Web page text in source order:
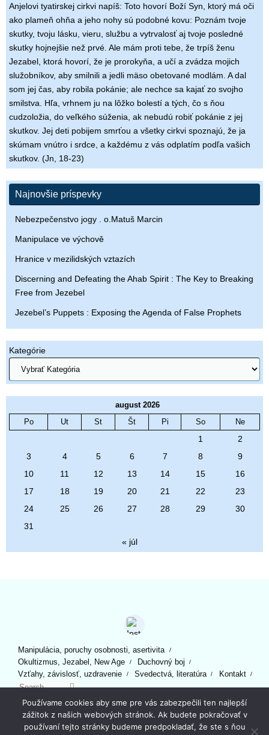
Anjelovi tyatirskej cirkvi napíš: Toto hovorí Boží Syn, ktorý má oči
ako plameň ohňa a jeho nohy sú podobné kovu: Poznám tvoje
skutky, tvoju lásku, vieru, službu a vytrvalosť aj tvoje posledné
skutky hojnejšie než prvé. Ale mám proti tebe, že trpíš ženu
Jezabel, ktorá hovorí, že je prorokyňa, a učí a zvádza mojich
služobníkov, aby smilnili a jedli mäso obetované modlám. A dal
som jej čas, aby robila pokánie; ale nechce sa kajať zo svojho
smilstva. Hľa, vrhnem ju na lôžko bolestí a tých, čo s ňou
cudzoložia, do veľkého súženia, ak nebudú robiť pokánie z jej
skutkov. Jej deti pobijem smrťou a všetky cirkvi spoznajú, že ja
skúmam vnútro i srdce, a každému z vás odplatím podľa vašich
skutkov. (Jn, 18-23)
Najnovšie príspevky
Nebezpečenstvo jogy . o.Matuš Marcin
Manipulace ve výchově
Hranice v mezilidských vztazích
Discerning and Defeating the Ahab Spirit : The Key to Breaking
Free from Jezebel
Jezebel’s Puppets : Exposing the Agenda of False Prophets
Kategórie
august 2026
Po
Ut St Št Pi So Ne
1
2
3
4 5 6 7 8
9
10
11 12 13 14 15
16
17
18 19 20 21 22
23
24
25 26 27 28 29
30
31
« júl
Manipulácia, poruchy osobnosti, asertivita
Okultizmus, Jezabel, New Age
Duchovný boj
Vzťahy, závislosť, uzdravenie
Svedectvá, literatúra
Kontakt
Search
Powered byTempera& WordPress.
Používame cookies aby sme pre vás zabezpečili ten najlepší
zážitok z našich webových stránok. Ak budete pokračovať v
používaní tejto stránky budeme predpokladať, že ste s ňou